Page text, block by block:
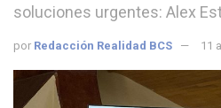
soluciones urgentes: Alex
por Redacción Realidad BCS 11